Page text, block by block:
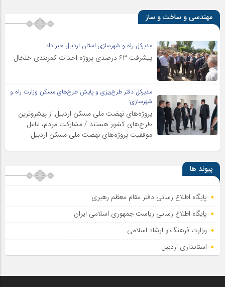
مهندسی و ساخت و ساز
مدیرکل راه و شهرسازی استان اردبیل خبر داد:
پیشرفت ۶۳ درصدی پروژه احداث کمربندی خلخال
مدیرکل دفتر طرح‌ریزی و پایش طرح‌های مسکن وزارت راه و
شهرسازی:
پروژه‌های نهضت ملی مسکن اردبیل از پیشروترین
طرح‌های کشور هستند / مشارکت مردم، عامل
موفقیت پروژه‌های نهضت ملی مسکن اردبیل
پیوند ها
پایگاه اطلاع رسانی دفتر مقام معظم رهبری
پایگاه اطلاع‌ رسانی ریاست‌ جمهوری اسلامی ایران
وزارت فرهنگ و ارشاد اسلامی
استانداری اردبیل